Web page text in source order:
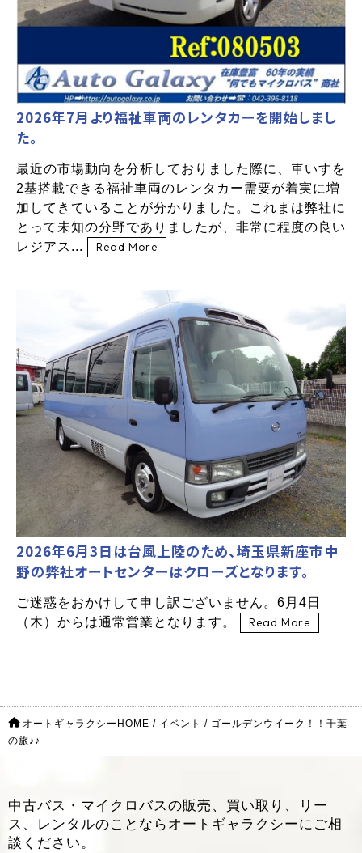
2026年7月より福祉車両のレンタカーを開始しまし
た。
最近の市場動向を分析しておりました際に、車いすを
2基搭載できる福祉車両のレンタカー需要が着実に増
加してきていることが分かりました。これまは弊社に
とって未知の分野でありましたが、非常に程度の良い
レジアス...
Read More
2026年6月3日は台風上陸のため、埼玉県新座市中
野の弊社オートセンターはクローズとなります。
ご迷惑をおかけして申し訳ございません。6月4日
（木）からは通常営業となります。
Read More
オートギャラクシーHOME / イベント / ゴールデンウイーク！！千葉
の旅♪♪
中古バス・マイクロバスの販売、買い取り、リー
ス、レンタルのことなら オートギャラクシーにご相
談ください。